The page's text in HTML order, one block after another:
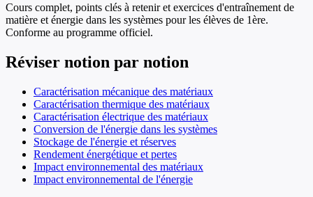
Cours complet, points clés à retenir et exercices d'entraînement de
matière et énergie dans les systèmes pour les élèves de 1ère.
Conforme au programme officiel.
Réviser notion par notion
Caractérisation mécanique des matériaux
Caractérisation thermique des matériaux
Caractérisation électrique des matériaux
Conversion de l'énergie dans les systèmes
Stockage de l'énergie et réserves
Rendement énergétique et pertes
Impact environnemental des matériaux
Impact environnemental de l'énergie